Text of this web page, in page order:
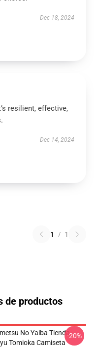
Dec 18, 2024
resilient, effective,
Dec 14, 2024
1 / 1
de productos
No Yaiba Tienda -
Tomioka Camiseta
-20%